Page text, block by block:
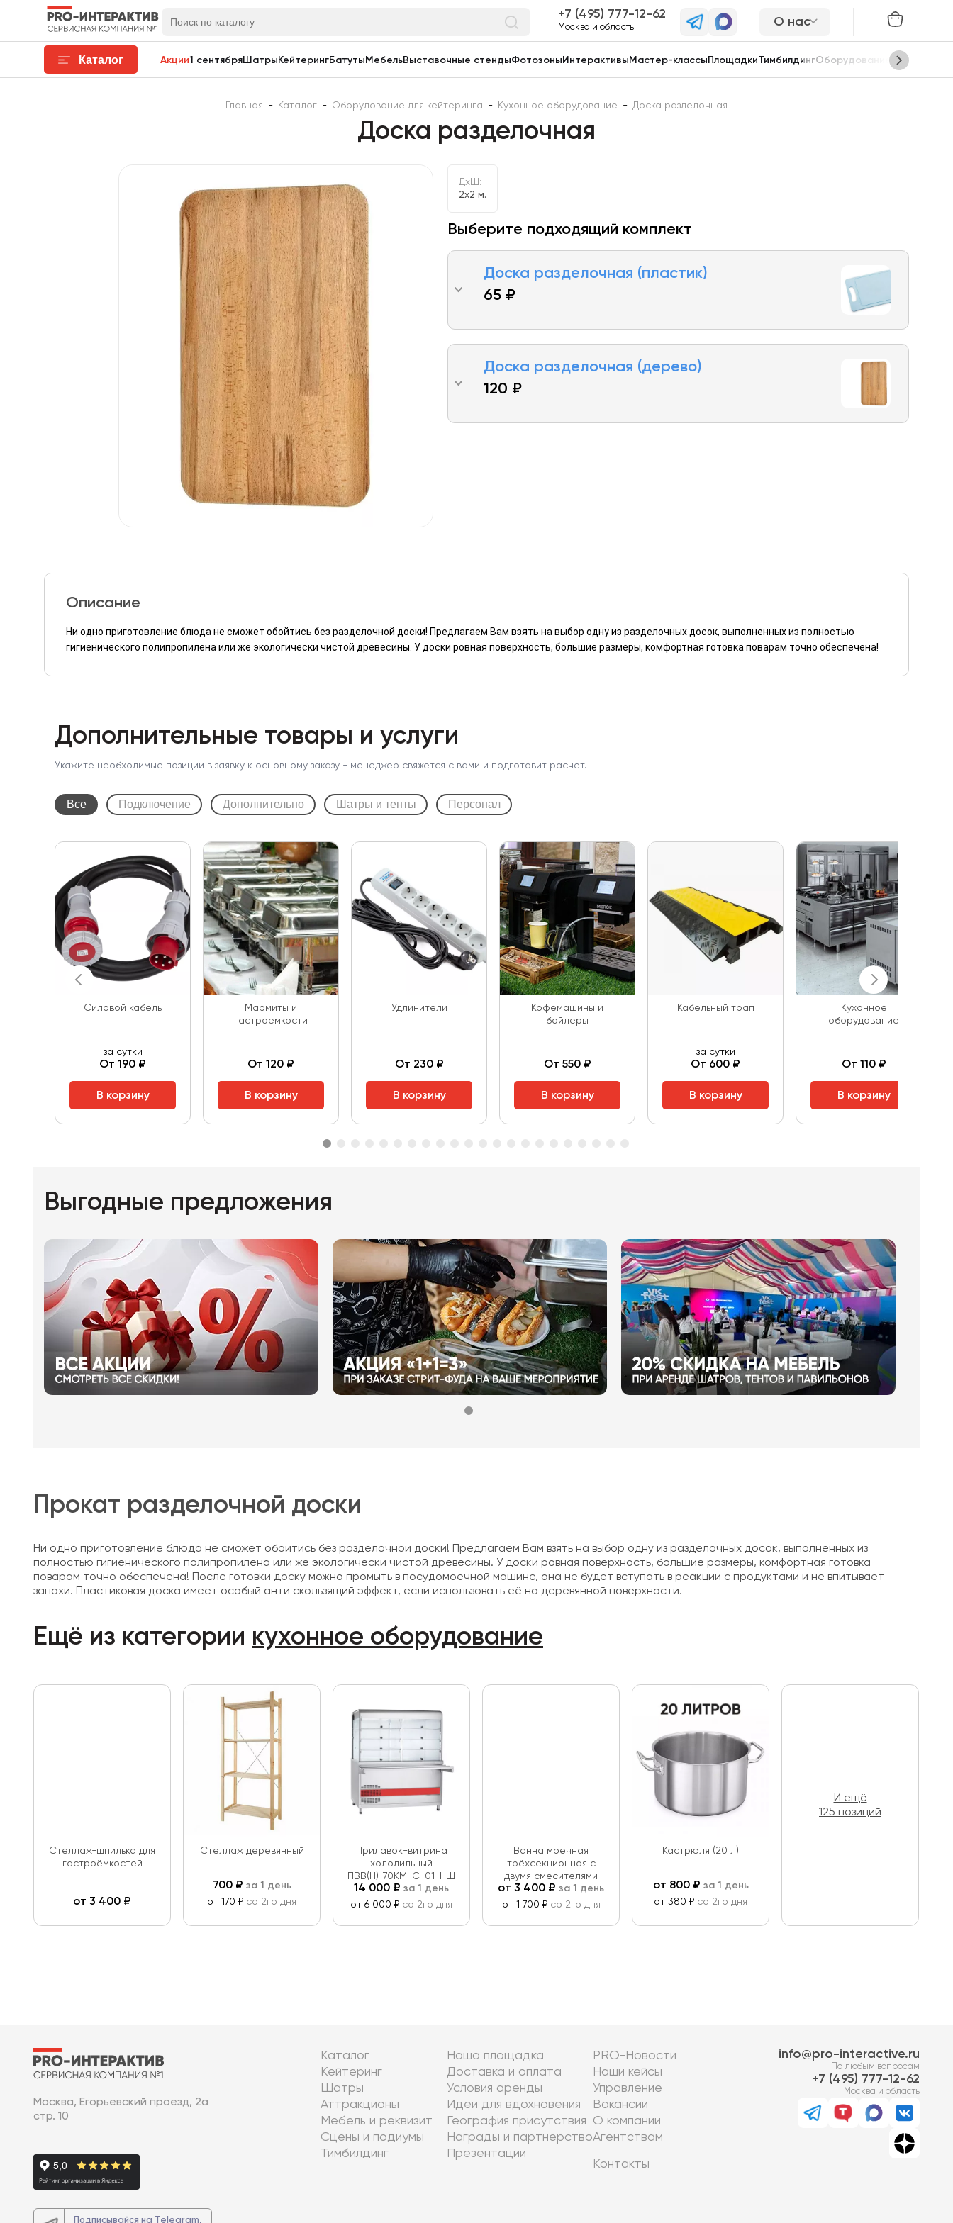
7 (495) 777-12-62
Москва и область О нас
Каталог Акции1 сентябряШатры КейтерингБатуты МебельВыставочные стендыФотозоны Интерактивы Мастер-классы ПлощадкиТимбилдингОборудование Сцены
Главная - Каталог - Оборудование для кейтеринга - Кухонное оборудование - Доска разделочная
Доска разделочная
ДxШ:
2x2 м.
Выберите подходящий комплект
Доска разделочная (пластик)
65 ₽
Доска разделочная (дерево)
120 ₽
Описание
Ни одно приготовление блюда не сможет обойтись без разделочной доски! Предлагаем Вам взять на выбор одну из разделочных досок, выполненных из полностью
гигиенического полипропилена или же экологически чистой древесины. У доски ровная поверхность, большие размеры, комфортная готовка поварам точно обеспечена!
Дополнительные товары и услуги
Укажите необходимые позиции в заявку к основному заказу - менеджер свяжется с вами и подготовит расчет.
Все Подключение Дополнительно Шатры и тенты Персонал
Силовой кабель
за сутки
От 190 ₽
В корзину
Мармиты и
гастроемкости
От 120 ₽
В корзину
Удлинители
От 230 ₽
В корзину
Кофемашины и
бойлеры
От 550 ₽
В корзину
Кабельный трап
за сутки
От 600 ₽
В корзину
Кухонное
оборудование
От 110 ₽
В корзину
Выгодные предложения
Прокат разделочной доски
Ни одно приготовление блюда не сможет обойтись без разделочной доски! Предлагаем Вам взять на выбор одну из разделочных досок, выполненных из
полностью гигиенического полипропилена или же экологически чистой древесины. У доски ровная поверхность, большие размеры, комфортная готовка
поварам точно обеспечена! После готовки доску можно промыть в посудомоечной машине, она не будет вступать в реакции с продуктами и не впитывает
запахи. Пластиковая доска имеет особый анти скользящий эффект, если использовать её на деревянной поверхности.
Ещё из категории кухонное оборудование
Cтеллаж-шпилька для
гастроёмкостей
от 3 400 ₽
Стеллаж деревянный
700₽ за 1 день
от 170 ₽ со 2го дня
Прилавок-витрина
холодильный
ПВВ(Н)-70КМ-С-01-НШ
14 000 ₽ за 1 день
от 6 000 ₽ со 2го дня
Ванна моечная
трёхсекционная с
двумя смесителями
от 3 400 ₽ за 1 день
от 1 700 ₽ со 2го дня
Кастрюля (20 л)
от 800₽ за 1 день
от 380 ₽ со 2го дня
И ещё
125 позиций
Москва, Егорьевский проезд, 2а
стр. 10
Подписывайся на Telegram,
Каталог
Кейтеринг
Шатры
Аттракционы
Мебель и реквизит
Сцены и подиумы
Тимбилдинг
Наша площадка
Доставка и оплата
Условия аренды
Идеи для вдохновения
География присутствия
Награды и партнерство
Презентации
PRO-Новости
Наши кейсы
Управление
Вакансии
О компании
Агентствам
Контакты
info@pro-interactive.ru
По любым вопросам
7 (495) 777-12-62
Москва и область